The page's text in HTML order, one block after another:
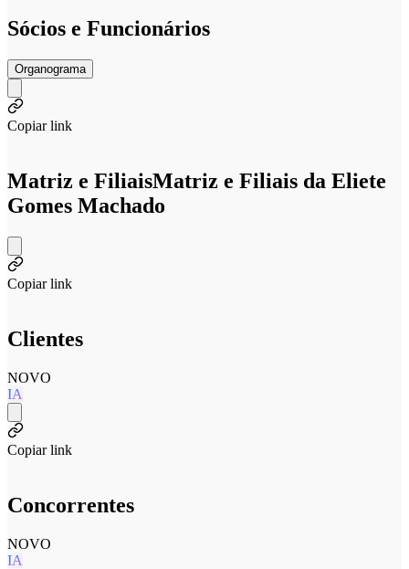
Sócios e Funcionários
Organograma
Copiar link
Matriz e FiliaisMatriz e Filiais da Eliete
Gomes Machado
Copiar link
Clientes
NOVO
IA
Copiar link
Concorrentes
NOVO
IA